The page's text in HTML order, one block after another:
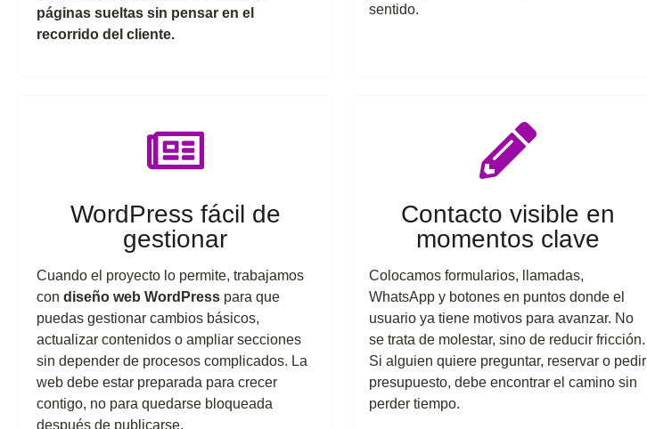
páginas sueltas sin pensar en el
recorrido del cliente.
sentido.
WordPress fácil de
gestionar
Cuando el proyecto lo permite, trabajamos
con diseño web WordPress para que
puedas gestionar cambios básicos,
actualizar contenidos o ampliar secciones
sin depender de procesos complicados. La
web debe estar preparada para crecer
contigo, no para quedarse bloqueada
después de publicarse.
Contacto visible en
momentos clave
Colocamos formularios, llamadas,
WhatsApp y botones en puntos donde el
usuario ya tiene motivos para avanzar. No
se trata de molestar, sino de reducir fricción.
Si alguien quiere preguntar, reservar o pedir
presupuesto, debe encontrar el camino sin
perder tiempo.